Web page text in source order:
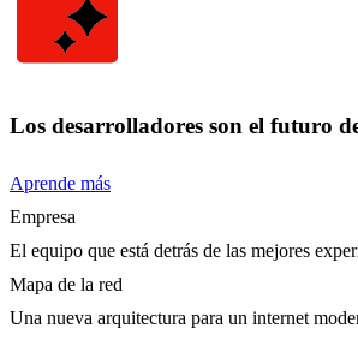
Los desarrolladores son el futuro
Aprende más
Empresa
El equipo que está detrás de las mejores
Mapa de la red
Una nueva arquitectura para un internet